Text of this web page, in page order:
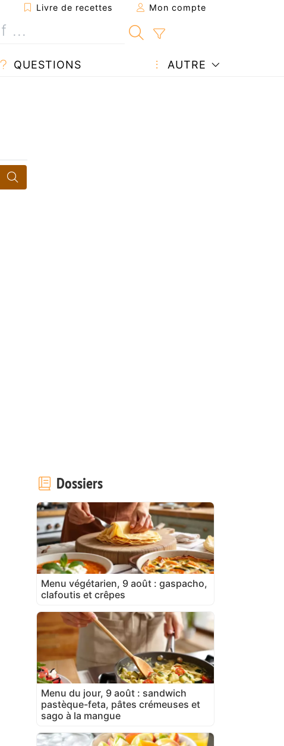
Livre de recettes Mon compte
QUESTIONS AUTRE
Dossiers
Menu végétarien, 9 août : gaspacho,
clafoutis et crêpes
Menu du jour, 9 août : sandwich
pastèque-feta, pâtes crémeuses et
sago à la mangue